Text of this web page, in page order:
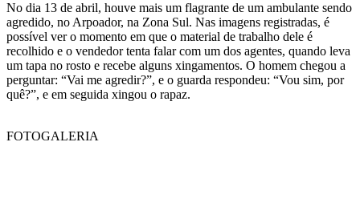
No dia 13 de abril, houve mais um flagrante de um ambulante sendo
agredido, no Arpoador, na Zona Sul. Nas imagens registradas, é
possível ver o momento em que o material de trabalho dele é
recolhido e o vendedor tenta falar com um dos agentes, quando leva
um tapa no rosto e recebe alguns xingamentos. O homem chegou a
perguntar: “Vai me agredir?”, e o guarda respondeu: “Vou sim, por
quê?”, e em seguida xingou o rapaz.
FOTOGALERIA